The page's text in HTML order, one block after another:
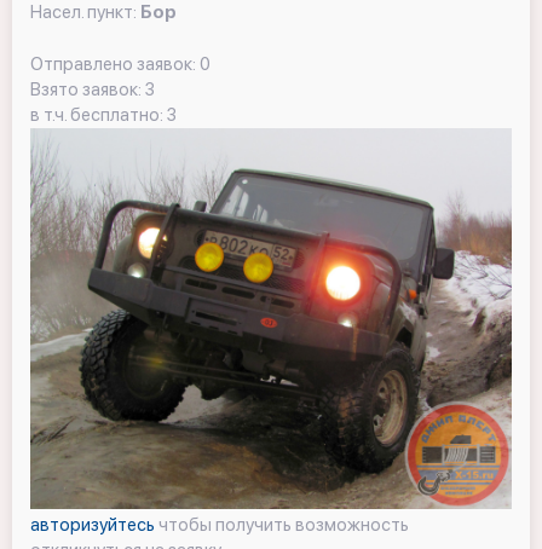
Насел. пункт: Бор
Отправлено заявок: 0
Взято заявок: 3
в т.ч. бесплатно: 3
авторизуйтесь чтобы получить возможность